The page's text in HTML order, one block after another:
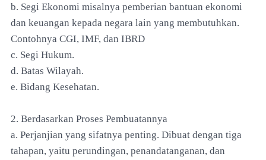
b. Segi Ekonomi misalnya pemberian bantuan ekonomi
dan keuangan kepada negara lain yang membutuhkan.
Contohnya CGI, IMF, dan IBRD
c. Segi Hukum.
d. Batas Wilayah.
e. Bidang Kesehatan.
2. Berdasarkan Proses Pembuatannya
a. Perjanjian yang sifatnya penting. Dibuat dengan tiga
tahapan, yaitu perundingan, penandatanganan, dan